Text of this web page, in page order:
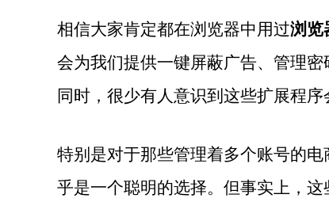
相信大家肯定都在浏览器中用过浏览
会为我们提供一键屏蔽广告、管理
同时，很少有人意识到这些扩展程序
特别是对于那些管理着多个账号的
乎是一个聪明的选择。但事实上，